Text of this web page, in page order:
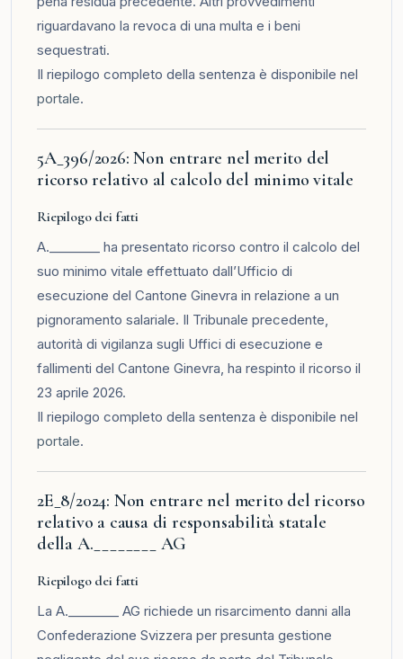
riguardavano la revoca di una multa e i beni
sequestrati.
Il riepilogo completo della sentenza è disponibile nel
portale.
5A_396/2026: Non entrare nel merito del
ricorso relativo al calcolo del minimo vitale
Riepilogo dei fatti
A.________ ha presentato ricorso contro il calcolo del
suo minimo vitale effettuato dall’Ufficio di
esecuzione del Cantone Ginevra in relazione a un
pignoramento salariale. Il Tribunale precedente,
autorità di vigilanza sugli Uffici di esecuzione e
fallimenti del Cantone Ginevra, ha respinto il ricorso il
23 aprile 2026.
Il riepilogo completo della sentenza è disponibile nel
portale.
2E_8/2024: Non entrare nel merito del ricorso
relativo a causa di responsabilità statale
della A.________ AG
Riepilogo dei fatti
La A.________ AG richiede un risarcimento danni alla
Confederazione Svizzera per presunta gestione